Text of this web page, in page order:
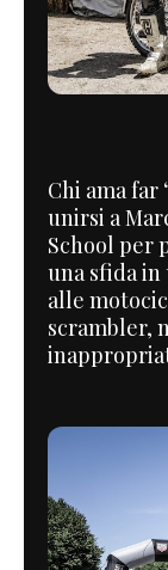
Chi ama
unirsi a
School per
una sfida
alle
scrambler,